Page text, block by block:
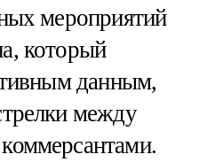
мероприятий
который
данным,
между